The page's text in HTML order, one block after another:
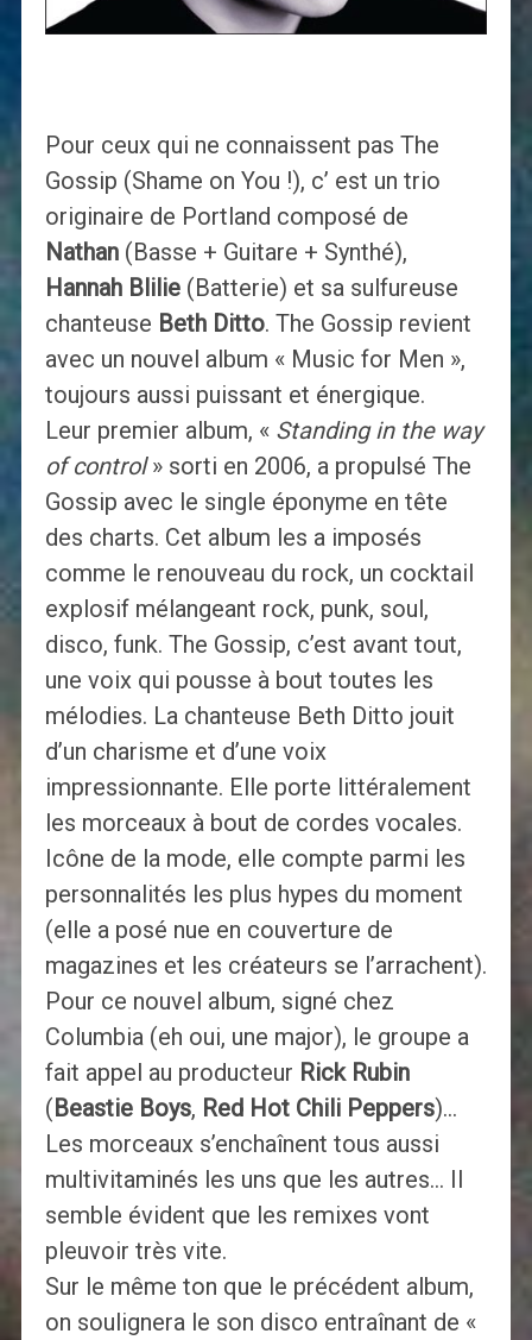
Pour ceux qui ne connaissent pas The
Gossip (Shame on You !), c’ est un trio
originaire de Portland composé de
Nathan(Basse + Guitare + Synthé),
Hannah Blilie(Batterie) et sa sulfureuse
chanteuse Beth Ditto. The Gossip revient
avec un nouvel album « Music for Men »,
toujours aussi puissant et énergique.
Leur premier album, « Standing in the way
of control» sorti en 2006, a propulsé The
Gossip avec le single éponyme en tête
des charts. Cet album les a imposés
comme le renouveau du rock, un cocktail
explosif mélangeant rock, punk, soul,
disco, funk. The Gossip, c’est avant tout,
une voix qui pousse à bout toutes les
mélodies. La chanteuse Beth Ditto jouit
d’un charisme et d’une voix
impressionnante. Elle porte littéralement
les morceaux à bout de cordes vocales.
Icône de la mode, elle compte parmi les
personnalités les plus hypes du moment
(elle a posé nue en couverture de
magazines et les créateurs se l’arrachent).
Pour ce nouvel album, signé chez
Columbia (eh oui, une major), le groupe a
fait appel au producteur Rick Rubin
(Beastie Boys, Red Hot Chili Peppers)…
Les morceaux s’enchaînent tous aussi
multivitaminés les uns que les autres… Il
semble évident que les remixes vont
pleuvoir très vite.
Sur le même ton que le précédent album,
on soulignera le son disco entraînant de «